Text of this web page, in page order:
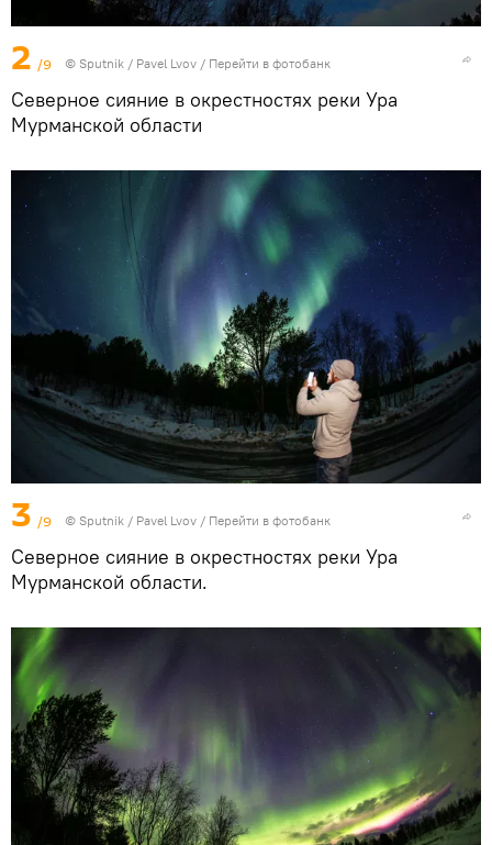
2 /9 © Sputnik / Pavel Lvov / Перейти в фотобанк
Северное сияние в окрестностях реки Ура
Мурманской области
3 /9 © Sputnik / Pavel Lvov / Перейти в фотобанк
Северное сияние в окрестностях реки Ура
Мурманской области.